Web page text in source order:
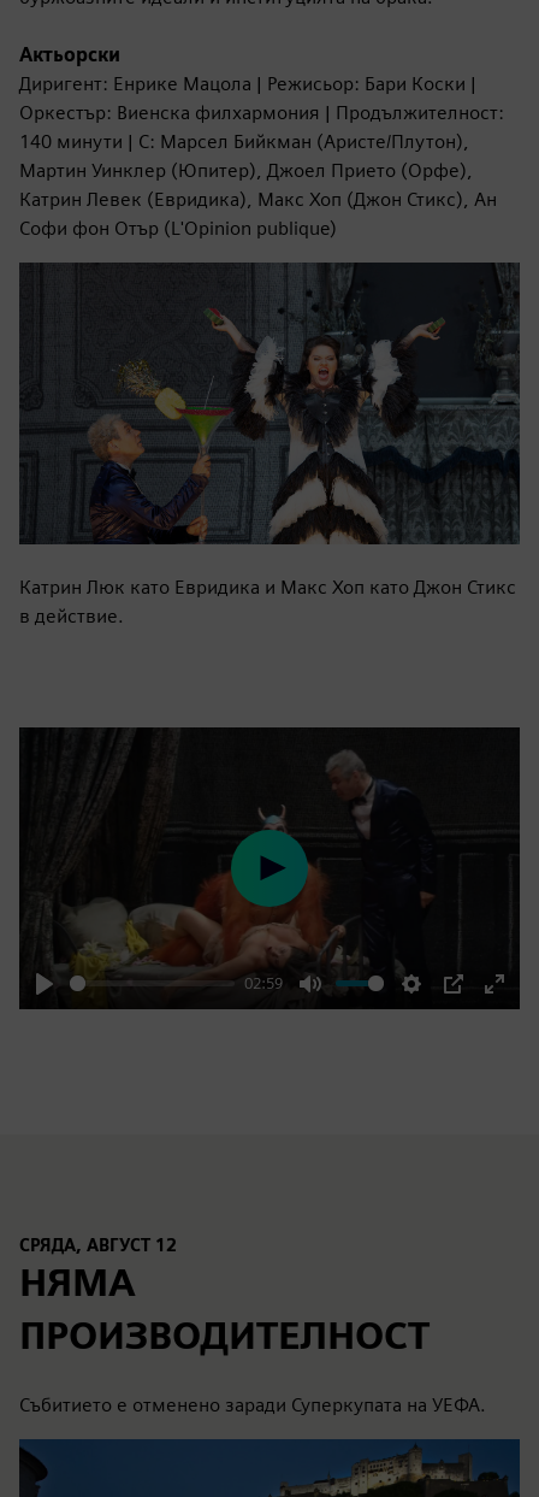
Актьорски
Диригент: Енрике Мацола | Режисьор: Бари Коски |
Оркестър: Виенска филхармония | Продължителност:
140 минути | С: Марсел Бийкман (Аристе/Плутон),
Мартин Уинклер (Юпитер), Джоел Прието (Орфе),
Катрин Левек (Евридика), Макс Хоп (Джон Стикс), Ан
Софи фон Отър (L'Opinion publique)
Катрин Люк като Евридика и Макс Хоп като Джон Стикс
в действие.
Play
02:59
Mute Settings
PIP
Enter
Play
СРЯДА, АВГУСТ 12
НЯМА
ПРОИЗВОДИТЕЛНОСТ
Събитието е отменено заради Суперкупата на УЕФА.